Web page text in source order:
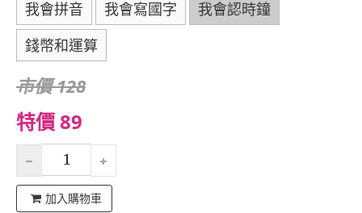
我會拼音 我會寫國字 我會認時鐘
錢幣和運算
市價 128
特價 89
加入購物車